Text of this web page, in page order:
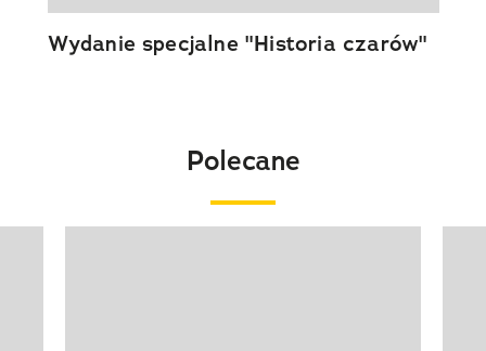
Wydanie specjalne "Historia czarów"
Polecane